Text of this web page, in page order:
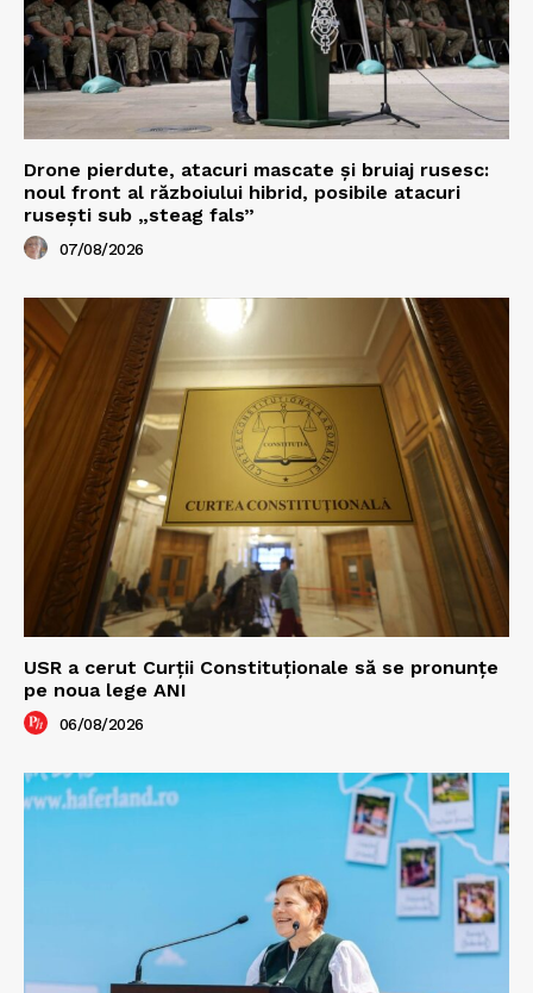
Drone pierdute, atacuri mascate și bruiaj rusesc:
noul front al războiului hibrid, posibile atacuri
rusești sub „steag fals”
07/08/2026
USR a cerut Curții Constituționale să se pronunțe
pe noua lege ANI
06/08/2026